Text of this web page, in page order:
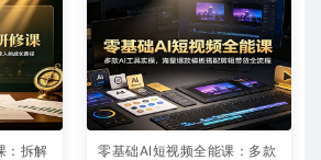
：拆解
零基础AI短视频全能课：多款